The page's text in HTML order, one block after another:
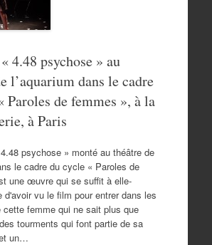
4.48 psychose » au
l’aquarium dans le cadre
Paroles de femmes », à la
à Paris
psychose » monté au théâtre de
le cadre du cycle « Paroles de
une œuvre qui se suffit à elle-
d'avoir vu le film pour entrer dans les
cette femme qui ne sait plus que
tourments qui font partie de sa
un…